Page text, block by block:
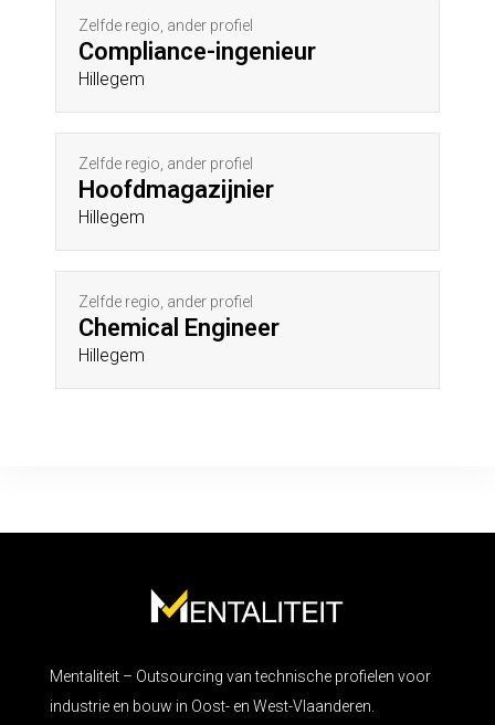
Zelfde regio, ander profiel
Compliance-ingenieur
Hillegem
Zelfde regio, ander profiel
Hoofdmagazijnier
Hillegem
Zelfde regio, ander profiel
Chemical Engineer
Hillegem
Mentaliteit – Outsourcing van technische profielen voor
industrie en bouw in Oost- en West-Vlaanderen.